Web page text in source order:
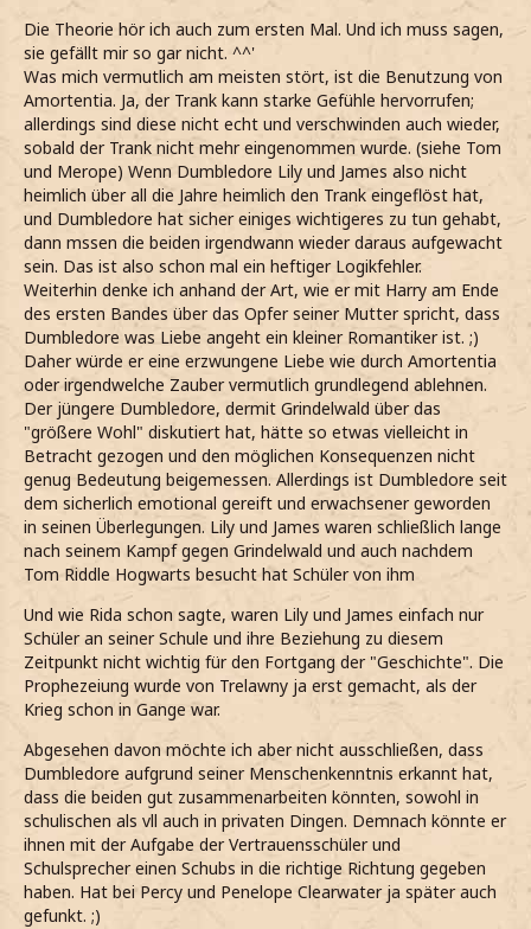
Die Theorie hör ich auch zum ersten Mal. Und ich muss sagen,
sie gefällt mir so gar nicht. ^^'
Was mich vermutlich am meisten stört, ist die Benutzung von
Amortentia. Ja, der Trank kann starke Gefühle hervorrufen;
allerdings sind diese nicht echt und verschwinden auch wieder,
sobald der Trank nicht mehr eingenommen wurde. (siehe Tom
und Merope) Wenn Dumbledore Lily und James also nicht
heimlich über all die Jahre heimlich den Trank eingeflöst hat,
und Dumbledore hat sicher einiges wichtigeres zu tun gehabt,
dann mssen die beiden irgendwann wieder daraus aufgewacht
sein. Das ist also schon mal ein heftiger Logikfehler.
Weiterhin denke ich anhand der Art, wie er mit Harry am Ende
des ersten Bandes über das Opfer seiner Mutter spricht, dass
Dumbledore was Liebe angeht ein kleiner Romantiker ist. ;)
Daher würde er eine erzwungene Liebe wie durch Amortentia
oder irgendwelche Zauber vermutlich grundlegend ablehnen.
Der jüngere Dumbledore, dermit Grindelwald über das
"größere Wohl" diskutiert hat, hätte so etwas vielleicht in
Betracht gezogen und den möglichen Konsequenzen nicht
genug Bedeutung beigemessen. Allerdings ist Dumbledore seit
dem sicherlich emotional gereift und erwachsener geworden
in seinen Überlegungen. Lily und James waren schließlich lange
nach seinem Kampf gegen Grindelwald und auch nachdem
Tom Riddle Hogwarts besucht hat Schüler von ihm
Und wie Rida schon sagte, waren Lily und James einfach nur
Schüler an seiner Schule und ihre Beziehung zu diesem
Zeitpunkt nicht wichtig für den Fortgang der "Geschichte". Die
Prophezeiung wurde von Trelawny ja erst gemacht, als der
Krieg schon in Gange war.
Abgesehen davon möchte ich aber nicht ausschließen, dass
Dumbledore aufgrund seiner Menschenkenntnis erkannt hat,
dass die beiden gut zusammenarbeiten könnten, sowohl in
schulischen als vll auch in privaten Dingen. Demnach könnte er
ihnen mit der Aufgabe der Vertrauensschüler und
Schulsprecher einen Schubs in die richtige Richtung gegeben
haben. Hat bei Percy und Penelope Clearwater ja später auch
gefunkt. ;)